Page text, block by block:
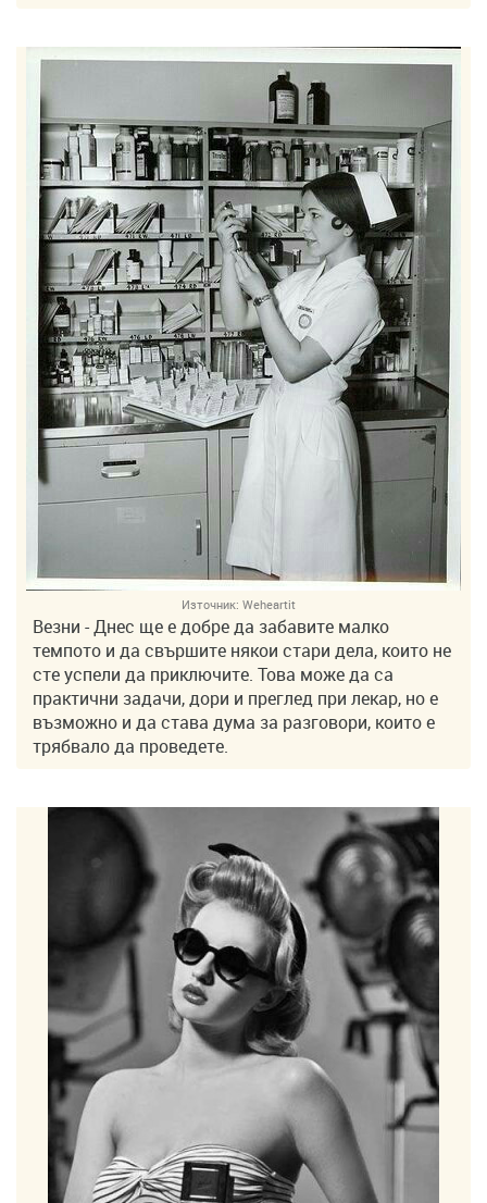
Източник: Weheartit
Везни - Днес ще е добре да забавите малко
темпото и да свършите някои стари дела, които не
сте успели да приключите. Това може да са
практични задачи, дори и преглед при лекар, но е
възможно и да става дума за разговори, които е
трябвало да проведете.